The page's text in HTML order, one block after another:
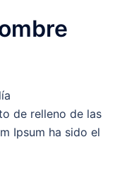
de relleno de las
Ipsum ha sido el